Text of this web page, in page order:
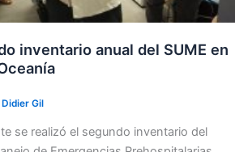
inventario anual del SUME en
Didier Gil
se realizó el segundo inventario del